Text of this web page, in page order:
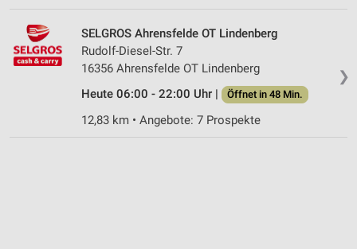
❯
SELGROS Ahrensfelde OT Lindenberg
Rudolf-Diesel-Str. 7
16356 Ahrensfelde OT Lindenberg
Heute 06:00 - 22:00 Uhr |
Öffnet in 48 Min.
12,83 km • Angebote: 7 Prospekte